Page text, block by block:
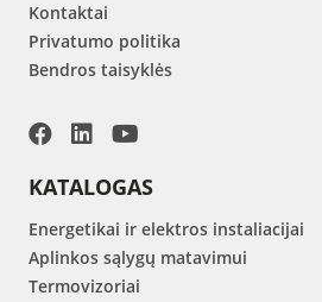
Kontaktai
Privatumo politika
Bendros taisyklės
KATALOGAS
Energetikai ir elektros instaliacijai
Aplinkos sąlygų matavimui
Termovizoriai